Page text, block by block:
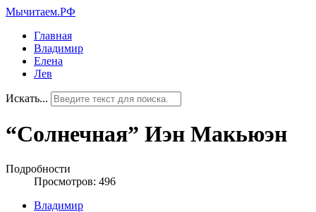
Мычитаем.РФ
Главная
Владимир
Елена
Лев
Искать...
“Солнечная” Иэн Макьюэн
Подробности
Просмотров: 496
Владимир